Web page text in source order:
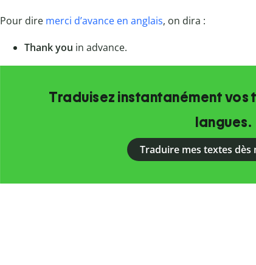
Pour dire merci d’avance en anglais, on dira :
Thank you in advance.
Traduisez instantanément vos
langues.
Traduire mes textes dès